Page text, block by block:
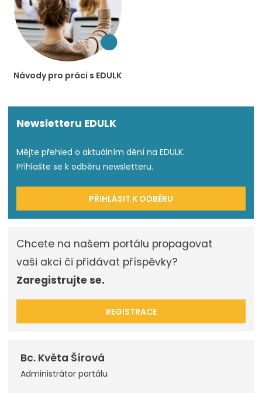
Návody pro práci s EDULK
Newsletteru EDULK
Mějte přehled o aktuálním dění na EDULK.
Přihlašte se k odběru newsletteru.
PŘIHLÁSIT K ODBĚRU
Chcete na našem portálu propagovat
vaši akci či přidávat příspěvky?
Zaregistrujte se.
REGISTRACE
Bc. Květa Šírová
Administrátor portálu